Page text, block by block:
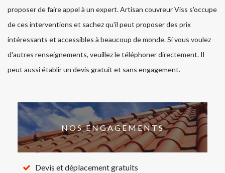
proposer de faire appel à un expert. Artisan couvreur Viss s'occupe
de ces interventions et sachez qu'il peut proposer des prix
intéressants et accessibles à beaucoup de monde. Si vous voulez
d'autres renseignements, veuillez le téléphoner directement. Il
peut aussi établir un devis gratuit et sans engagement.
NOS ENGAGEMENTS
Devis et déplacement gratuits